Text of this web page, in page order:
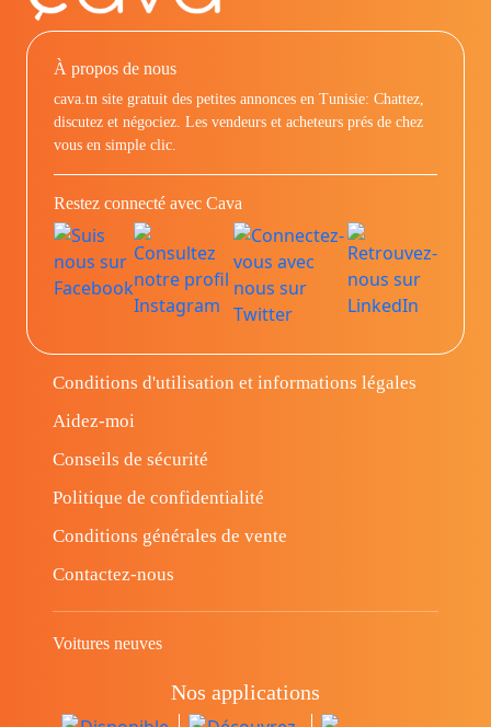
À propos de nous
cava.tn site gratuit des petites annonces en Tunisie: Chattez,
discutez et négociez. Les vendeurs et acheteurs prés de chez
vous en simple clic.
Restez connecté avec Cava
Conditions d'utilisation et informations légales
Aidez-moi
Conseils de sécurité
Politique de confidentialité
Conditions générales de vente
Contactez-nous
Voitures neuves
Nos applications